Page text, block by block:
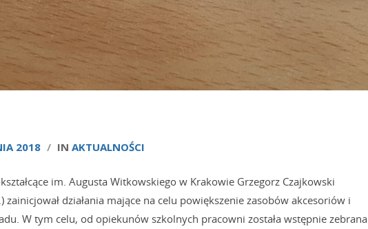
2018 / IN AKTUALNOŚCI
im. Augusta Witkowskiego w Krakowie Grzegorz Czajkowski
działania mające na celu powiększenie zasobów akcesoriów i
W tym celu, od opiekunów szkolnych pracowni została wstępnie zebrana